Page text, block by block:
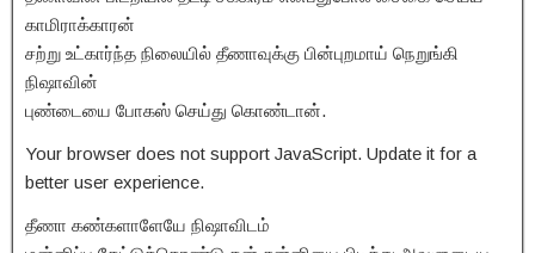
காமிராக்காரன்
சற்று உட்கார்ந்த நிலையில் தீணாவுக்கு பின்புறமாய் நெறுங்கி
நிஷாவின்
புண்டையை போகஸ் செய்து கொண்டான்.
Your browser does not support JavaScript. Update it for a
better user experience.
தீணா கண்களாளேயே நிஷாவிடம்